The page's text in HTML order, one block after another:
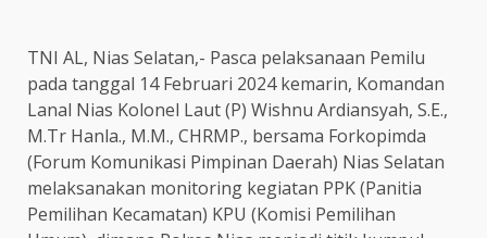
TNI AL, Nias Selatan,- Pasca pelaksanaan Pemilu
pada tanggal 14 Februari 2024 kemarin, Komandan
Lanal Nias Kolonel Laut (P) Wishnu Ardiansyah, S.E.,
M.Tr Hanla., M.M., CHRMP., bersama Forkopimda
(Forum Komunikasi Pimpinan Daerah) Nias Selatan
melaksanakan monitoring kegiatan PPK (Panitia
Pemilihan Kecamatan) KPU (Komisi Pemilihan